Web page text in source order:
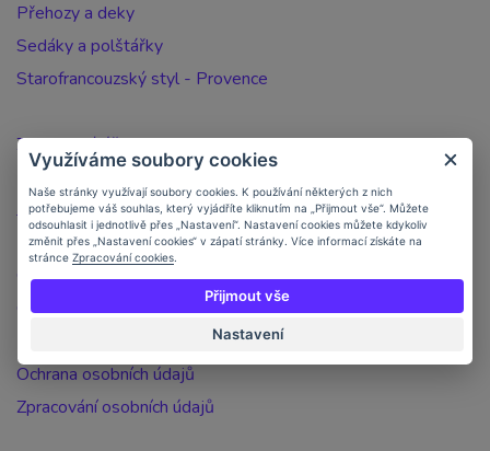
Přehozy a deky
Sedáky a polštářky
Starofrancouzský styl - Provence
Zakaznický účet
Registrace zákazníka
Jak nakupovat
Doprava a platba
Objednávka po telefonu
Obchodní podmínky
Ochrana osobních údajů
Zpracování osobních údajů
Využíváme soubory cookies
Naše stránky využívají soubory cookies. K používání některých z nich
potřebujeme váš souhlas, který vyjádříte kliknutím na „Přijmout vše“. Můžete
odsouhlasit i jednotlivě přes „Nastavení“. Nastavení cookies můžete kdykoliv
změnit přes „Nastavení cookies“ v zápatí stránky. Více informací získáte na
stránce Zpracování cookies
Přijmout vše
Nastavení